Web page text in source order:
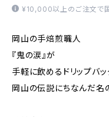
¥10,000以上のご注文で
岡山の手焙煎職人
『鬼の涙』が
手軽に飲めるドリップバ
岡山の伝説にちなんだ名